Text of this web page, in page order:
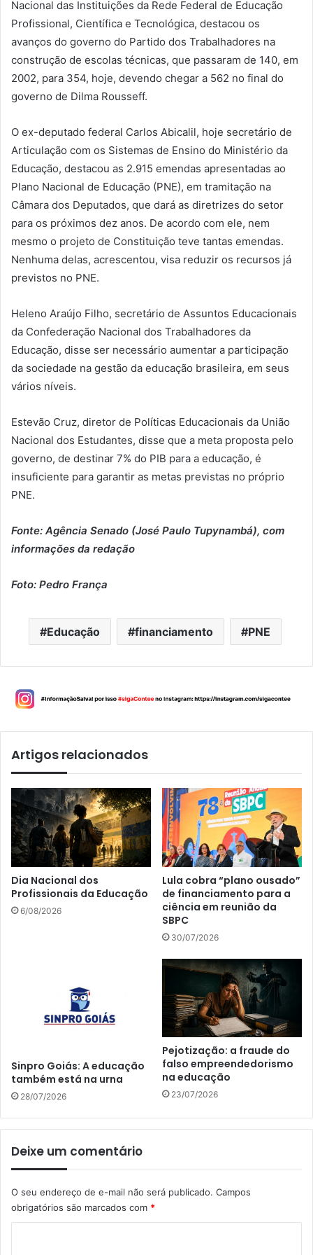
Nacional das Instituições da Rede Federal de Educação
Profissional, Científica e Tecnológica, destacou os
avanços do governo do Partido dos Trabalhadores na
construção de escolas técnicas, que passaram de 140, em
2002, para 354, hoje, devendo chegar a 562 no final do
governo de Dilma Rousseff.
O ex-deputado federal Carlos Abicalil, hoje secretário de
Articulação com os Sistemas de Ensino do Ministério da
Educação, destacou as 2.915 emendas apresentadas ao
Plano Nacional de Educação (PNE), em tramitação na
Câmara dos Deputados, que dará as diretrizes do setor
para os próximos dez anos. De acordo com ele, nem
mesmo o projeto de Constituição teve tantas emendas.
Nenhuma delas, acrescentou, visa reduzir os recursos já
previstos no PNE.
Heleno Araújo Filho, secretário de Assuntos Educacionais
da Confederação Nacional dos Trabalhadores da
Educação, disse ser necessário aumentar a participação
da sociedade na gestão da educação brasileira, em seus
vários níveis.
Estevão Cruz, diretor de Políticas Educacionais da União
Nacional dos Estudantes, disse que a meta proposta pelo
governo, de destinar 7% do PIB para a educação, é
insuficiente para garantir as metas previstas no próprio
PNE.
Fonte: Agência Senado (José Paulo Tupynambá), com
informações da redação
Foto: Pedro França
Educação financiamento PNE
Artigos relacionados
Dia Nacional dos
Profissionais da Educação
6/08/2026
Lula cobra “plano ousado”
de financiamento para a
ciência em reunião da
SBPC
30/07/2026
Sinpro Goiás: A educação
também está na urna
28/07/2026
Pejotização: a fraude do
falso empreendedorismo
na educação
23/07/2026
Deixe um comentário
O seu endereço de e-mail não será publicado. Campos
obrigatórios são marcados com *